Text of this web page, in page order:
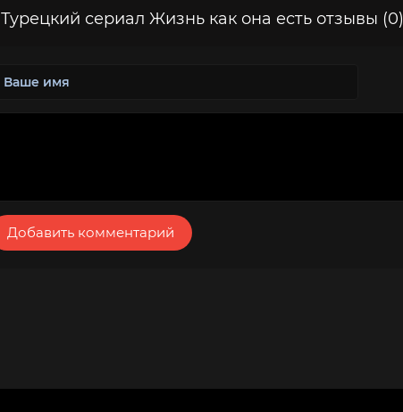
Турецкий сериал Жизнь как она есть отзывы (0)
Добавить комментарий